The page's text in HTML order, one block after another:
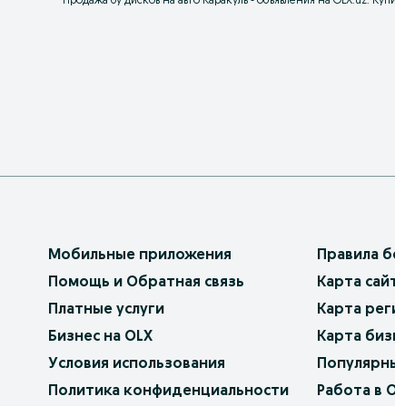
Мобильные приложения
Помощь и Обратная связь
Платные услуги
Бизнес на OLX
Условия использования
Политика конфиденциальности
Правила
Карта
Карта
Карта
Работа в